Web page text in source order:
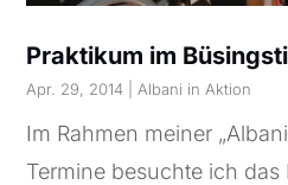
Praktikum im
Apr. 29, 2014 Albani in Aktion
Im Rahmen meiner
Termine besuchte ich das